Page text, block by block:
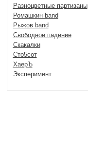
Разноцветные партизаны
Ромашкин band
Рыжов band
Свободное падение
Скакалки
Сто5сот
ХаерЪ
Эксперимент